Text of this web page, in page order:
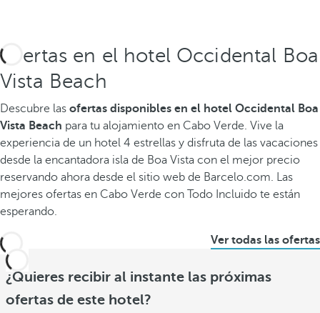
Ofertas en el hotel Occidental Boa
Vista Beach
Descubre las ofertas disponibles en el hotel Occidental Boa
Vista Beach para tu alojamiento en Cabo Verde. Vive la
experiencia de un hotel 4 estrellas y disfruta de las vacaciones
desde la encantadora isla de Boa Vista con el mejor precio
reservando ahora desde el sitio web de Barcelo.com. Las
mejores ofertas en Cabo Verde con Todo Incluido te están
esperando.
Ver todas las ofertas
¿Quieres recibir al instante las próximas
ofertas de este hotel?